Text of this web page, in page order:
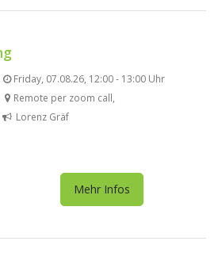
Friday, 07.08.26, 12:00 - 13:00 Uhr
Remote per zoom call,
Lorenz Gräf
Mehr Infos